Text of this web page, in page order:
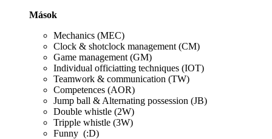
Mások
Mechanics (MEC)
Clock & shotclock management (CM)
Game management (GM)
Individual officiatting techniques (IOT)
Teamwork & communication (TW)
Competences (AOR)
Jump ball & Alternating possession (JB)
Double whistle (2W)
Tripple whistle (3W)
Funny (:D)